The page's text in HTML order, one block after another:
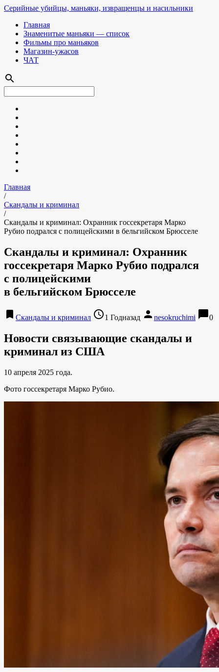
Серийные убийцы, маньяки, извращенцы и насильники
Главная
Знаменитые маньяки — список
Фильмы про маньяков
Магазин-ужасов
ЧАТ
search
Главная
/
Скандалы и криминал
/
Скандалы и криминал: Охранник госсекретаря Марко
Рубио подрался с полицейскими в бельгийском Брюсселе
Скандалы и криминал: Охранник
госсекретаря Марко Рубио подрался
с полицейскими
в бельгийском Брюсселе
bookmark Скандалы и криминал access_time1 Годназад person nesokruchimi chat_bubble0
Новости связывающие скандалы и
криминал из США
10 апреля 2025 года.
Фото госсекретаря Марко Рубио.